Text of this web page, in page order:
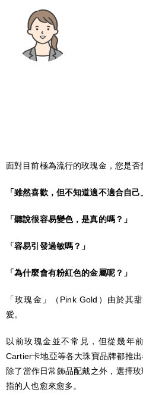
面對目前極為流行的玫瑰金，您是否
「雖然喜歡，但不知道適不適合自己
「聽說很容易變色，是真的嗎？」
「容易引發過敏嗎？」
「為什麼會有粉紅色的金屬呢？」
「玫瑰金」（Pink Gold）由於其
愛。
以前玫瑰金並不常見，但從幾年
Cartier卡地亞等各大珠寶品牌都推
除了當作日常飾品配戴之外，選擇
指的人也愈來愈多。